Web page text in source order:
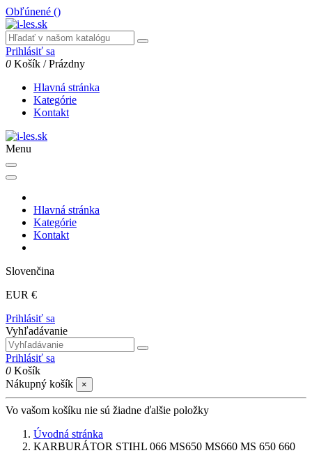
Obľúnené ()
Prihlásiť sa
0 Košík /Prázdny
Hlavná stránka
Kategórie
Kontakt
Menu
Hlavná stránka
Kategórie
Kontakt
Slovenčina
EUR €
Prihlásiť sa
Vyhľadávanie
Prihlásiť sa
0 Košík
Nákupný košík
×
Vo vašom košíku nie sú žiadne ďalšie položky
Úvodná stránka
KARBURÁTOR STIHL 066 MS650 MS660 MS 650 660